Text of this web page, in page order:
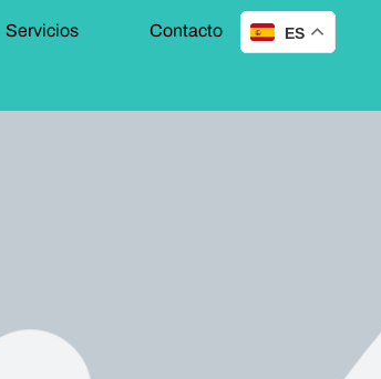
Servicios Contacto ES